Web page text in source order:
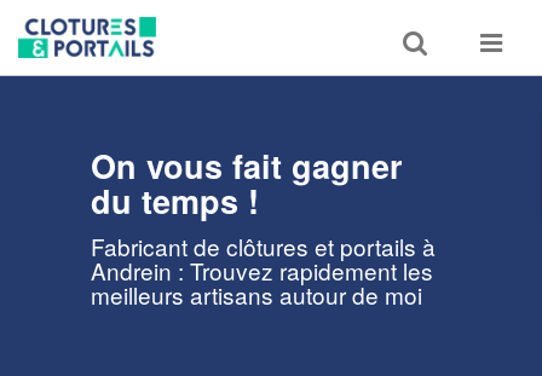
Toggle
search
Toggle
On vous fait gagner
du temps !
Fabricant de clôtures et portails à
Andrein : Trouvez rapidement les
meilleurs artisans autour de moi